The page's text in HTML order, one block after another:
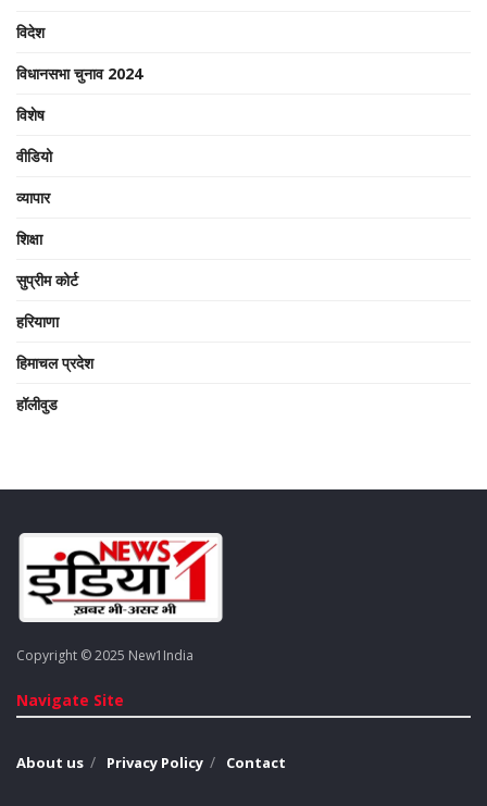
विदेश
विधानसभा चुनाव 2024
विशेष
वीडियो
व्यापार
शिक्षा
सुप्रीम कोर्ट
हरियाणा
हिमाचल प्रदेश
हॉलीवुड
Copyright © 2025 New1India
Navigate Site
About us Privacy Policy Contact